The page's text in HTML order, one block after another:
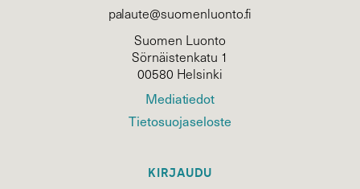
palaute@suomenluonto.fi
Suomen Luonto
Sörnäistenkatu 1
00580 Helsinki
Mediatiedot
Tietosuojaseloste
KIRJAUDU